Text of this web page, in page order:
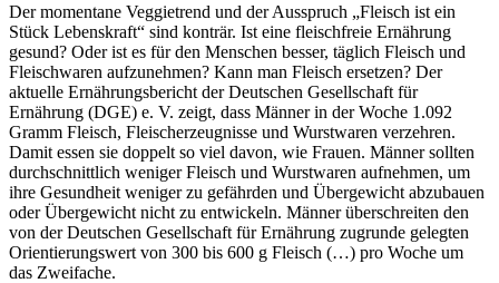
Der momentane Veggietrend und der Ausspruch „Fleisch ist ein
Stück Lebenskraft“ sind konträr. Ist eine fleischfreie Ernährung
gesund? Oder ist es für den Menschen besser, täglich Fleisch und
Fleischwaren aufzunehmen? Kann man Fleisch ersetzen? Der
aktuelle Ernährungsbericht der Deutschen Gesellschaft für
Ernährung (DGE) e. V. zeigt, dass Männer in der Woche 1.092
Gramm Fleisch, Fleischerzeugnisse und Wurstwaren verzehren.
Damit essen sie doppelt so viel davon, wie Frauen. Männer sollten
durchschnittlich weniger Fleisch und Wurstwaren aufnehmen, um
ihre Gesundheit weniger zu gefährden und Übergewicht abzubauen
oder Übergewicht nicht zu entwickeln. Männer überschreiten den
von der Deutschen Gesellschaft für Ernährung zugrunde gelegten
Orientierungswert von 300 bis 600 g Fleisch (…) pro Woche um
das Zweifache.